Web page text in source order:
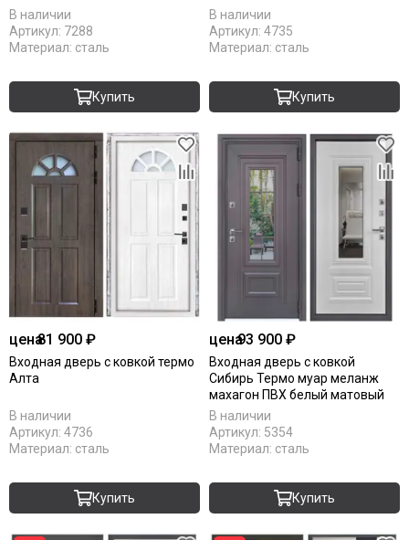
В наличии
Артикул: 7288
Материал: сталь
Купить
В наличии
Артикул: 4735
Материал: сталь
Купить
цена81 900 ₽
Входная дверь с ковкой термо
Алта
В наличии
Артикул: 4736
Материал: сталь
Купить
цена93 900 ₽
Входная дверь с ковкой
Сибирь Термо муар меланж
махагон ПВХ белый матовый
В наличии
Артикул: 5354
Материал: сталь
Купить